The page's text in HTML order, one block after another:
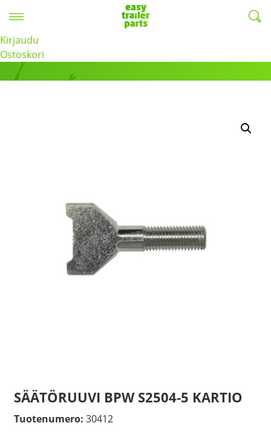
Kirjaudu
Ostoskori
Tuotteet
SÄÄTÖRUUVI BPW S2504-5 KARTIO
Tuotenumero: 30412